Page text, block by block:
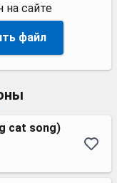
на сайте
файл
cat song)